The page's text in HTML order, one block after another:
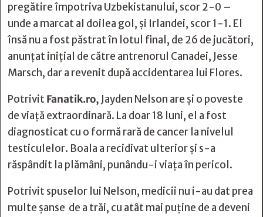
pregătire împotriva Uzbekistanului, scor 2-0 –
unde a marcat al doilea gol, şi Irlandei, scor 1-1. El
însă nu a fost păstrat în lotul final, de 26 de jucători,
anunţat iniţial de către antrenorul Canadei, Jesse
Marsch, dar a revenit după accidentarea lui Flores.
PotrivitFanatik.ro, Jayden Nelson are și o poveste
de viață extraordinară. La doar 18 luni, el a fost
diagnosticat cu o formă rară de cancer la nivelul
testiculelor. Boala a recidivat ulterior și s-a
răspândit la plămâni, punându-i viața în pericol.
Potrivit spuselor lui Nelson, medicii nu i-au dat prea
multe șanse de a trăi, cu atât mai puține de a deveni